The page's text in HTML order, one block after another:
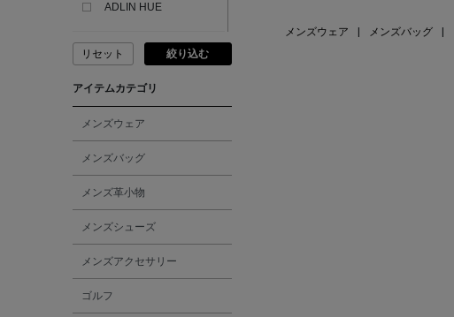
ADLIN HUE
ADVISORY BOARD
AESOP
ALBERT THURSTON
ALESSANDRO
リセット 絞り込む
アイテムカテゴリ
メンズウェア
メンズバッグ
メンズ革小物
メンズシューズ
メンズアクセサリー
ゴルフ
メンズウェア メンズバッグ